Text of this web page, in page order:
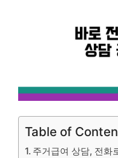
Table of
주거급여 상담, 전화